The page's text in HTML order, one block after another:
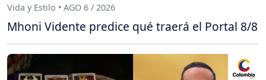
Vida y Estilo • AGO 6 / 2026
Mhoni Vidente predice qué traerá el Portal 8/8